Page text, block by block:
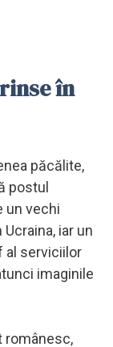
în
păcălite,
postul
un vechi
iar un
al serviciilor
imaginile
românesc,